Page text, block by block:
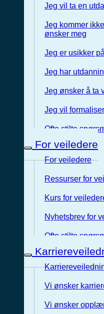
Jeg vil ta en
Jeg kommer
ønsker meg
Jeg er usikker
Jeg har
Jeg ønsker å ta
Jeg vil
Ofte stilte
For veiledere
For veiledere
Ressurser for
Kurs for
Nyhetsbrev for
Ofte stilte
Vi ønsker
Vi ønsker